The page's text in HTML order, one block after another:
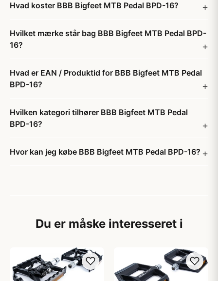
Hvad koster BBB Bigfeet MTB Pedal BPD-16?
Hvilket mærke står bag BBB Bigfeet MTB Pedal BPD-
16?
Hvad er EAN / Produktid for BBB Bigfeet MTB Pedal
BPD-16?
Hvilken kategori tilhører BBB Bigfeet MTB Pedal
BPD-16?
Hvor kan jeg købe BBB Bigfeet MTB Pedal BPD-16?
Du er måske interesseret i